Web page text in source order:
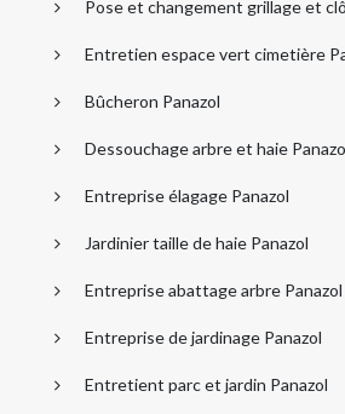
Pose et changement grillage et
Entretien espace vert cimetière
Bûcheron Panazol
Dessouchage arbre et haie
Entreprise élagage Panazol
Jardinier taille de haie Panazol
Entreprise abattage arbre Panazol
Entreprise de jardinage Panazol
Entretient parc et jardin Panazol